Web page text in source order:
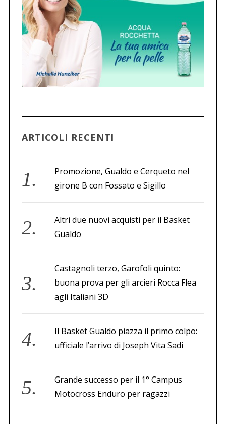
ARTICOLI RECENTI
Promozione, Gualdo e Cerqueto nel
girone B con Fossato e Sigillo
Altri due nuovi acquisti per il Basket
Gualdo
Castagnoli terzo, Garofoli quinto:
buona prova per gli arcieri Rocca Flea
agli Italiani 3D
Il Basket Gualdo piazza il primo colpo:
ufficiale l’arrivo di Joseph Vita Sadi
Grande successo per il 1° Campus
Motocross Enduro per ragazzi